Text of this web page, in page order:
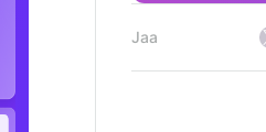
Jaa